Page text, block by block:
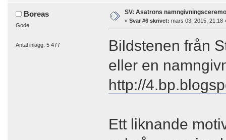
Boreas
Gode
Antal inlägg: 5 477
SV: Asatrons
« Svar #6 skrivet: mars 03, 2015, 21:18
Bildstenen från
eller en
http://
Ett liknande